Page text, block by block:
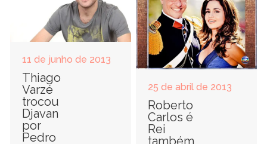
11 de junho de 2013
Thiago
Varzé
trocou
Djavan
por
Pedro
25 de abril de 2013
Roberto
Carlos é
Rei